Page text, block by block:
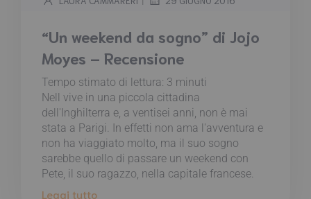
“Un weekend da sogno” di Jojo
Moyes – Recensione
Tempo stimato di lettura: 3 minuti
Nell vive in una piccola cittadina
dell'Inghilterra e, a ventisei anni, non è mai
stata a Parigi. In effetti non ama l'avventura e
non ha viaggiato molto, ma il suo sogno
sarebbe quello di passare un weekend con
Pete, il suo ragazzo, nella capitale francese.
Leggi tutto